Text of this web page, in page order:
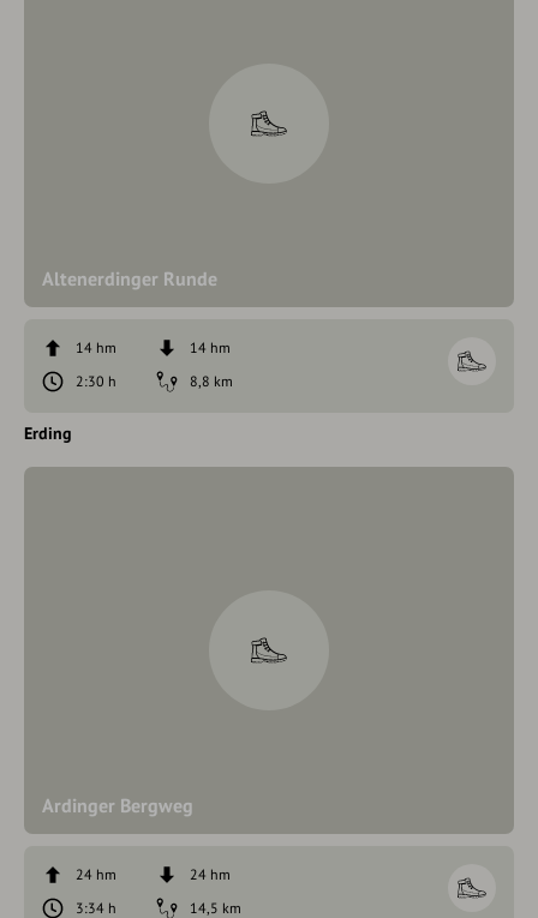
Altenerdinger Runde
14 hm
14 hm
2:30 h
8,8 km
Erding
Ardinger Bergweg
24 hm
24 hm
3:34 h
14,5 km